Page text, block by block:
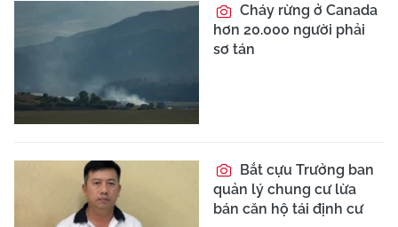
Cháy rừng ở Canada
hơn 20.000 người phải
sơ tán
Bắt cựu Trưởng ban
quản lý chung cư lừa
bán căn hộ tái định cư